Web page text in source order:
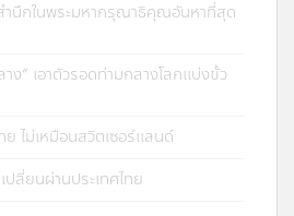
ำนึกในพระมหากรุณาธิคุณอันหาที่สุด
ง” เอาตัวรอดท่ามกลางโลกแบ่งขั้ว
ย ไม่เหมือนสวิตเซอร์แลนด์
ปลี่ยนผ่านประเทศไทย